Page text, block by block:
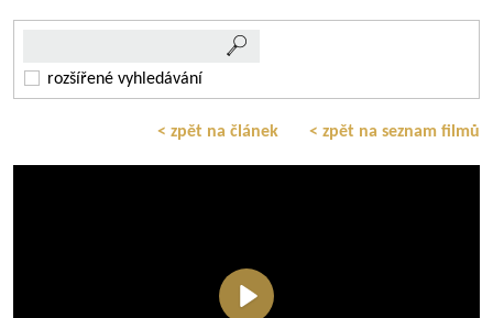
rozšířené vyhledávání
< zpět na článek < zpět na seznam filmů